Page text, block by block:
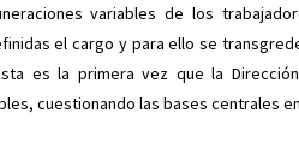
variables de los
el cargo y para ello se
es la primera vez que la
cuestionando las bases centrales